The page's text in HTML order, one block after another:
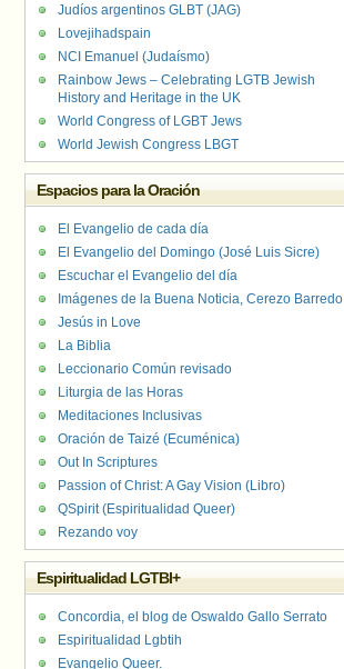
Judíos argentinos GLBT (JAG)
Lovejihadspain
NCI Emanuel (Judaísmo)
Rainbow Jews – Celebrating LGTB Jewish
History and Heritage in the UK
World Congress of LGBT Jews
World Jewish Congress LBGT
Espacios para la Oración
El Evangelio de cada día
El Evangelio del Domingo (José Luis Sicre)
Escuchar el Evangelio del día
Imágenes de la Buena Noticia, Cerezo Barredo
Jesús in Love
La Biblia
Leccionario Común revisado
Liturgia de las Horas
Meditaciones Inclusivas
Oración de Taizé (Ecuménica)
Out In Scriptures
Passion of Christ: A Gay Vision (Libro)
QSpirit (Espiritualidad Queer)
Rezando voy
Espiritualidad LGTBI+
Concordia, el blog de Oswaldo Gallo Serrato
Espiritualidad Lgbtih
Evangelio Queer.